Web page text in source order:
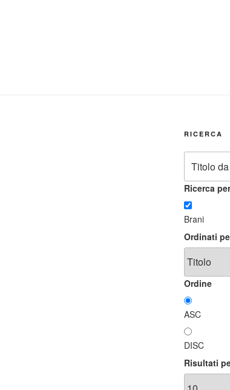
RICERCA
Ricerca
Brani
Ordinati
Ordine
ASC
DISC
Risultati